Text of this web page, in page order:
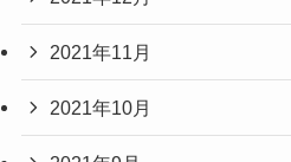
2021年11月
2021年10月